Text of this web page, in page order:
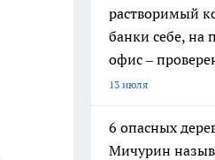
растворимый
банки себе, на
офис –
13 июля
6 опасных
Мичурин